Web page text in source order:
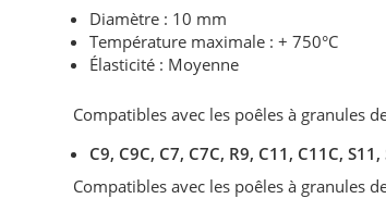
Diamètre : 10 mm
Température maximale : + 750°C
Élasticité : Moyenne
Compatibles avec les poêles à granules
C9, C9C, C7, C7C, R9, C11, C11C,
Compatibles avec les poêles à granules